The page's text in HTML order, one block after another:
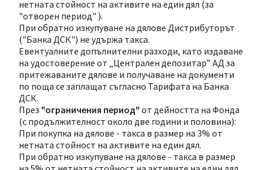
нетната стойност на активите на един дял (за
"отворен период" ).
При обратно изкупуване на дялове Дистрибуторът
("Банка ДСК") не удържа такса.
Евентуалните допълнителни разходи, като издаване
на удостоверение от „Централен депозитар” АД за
притежаваните дялове и получаване на документи
по поща се заплащат съгласно Тарифата на Банка
ДСК.
През "ограничения период" от дейността на Фонда
(с продължителност около две години и половина):
При покупка на дялове - такса в размер на 3% от
нетната стойност на активите на един дял.
При обратно изкупуване на дялове - такса в размер